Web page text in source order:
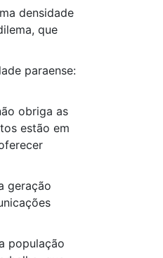
densidade
que
paraense:
obriga as
estão em
geração
população